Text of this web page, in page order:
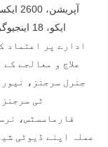
ادارے پر اعتماد
علاج و معالجے
جنرل سرجنز،
ٹی
فارماسسٹس،
عملہ اپنے ڈیوٹی